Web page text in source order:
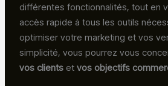
différentes fonctionnalités, tout en
accès rapide à tous les outils
optimiser votre marketing et vos
simplicité, vous pourrez vous
vos clients etvos objectifs